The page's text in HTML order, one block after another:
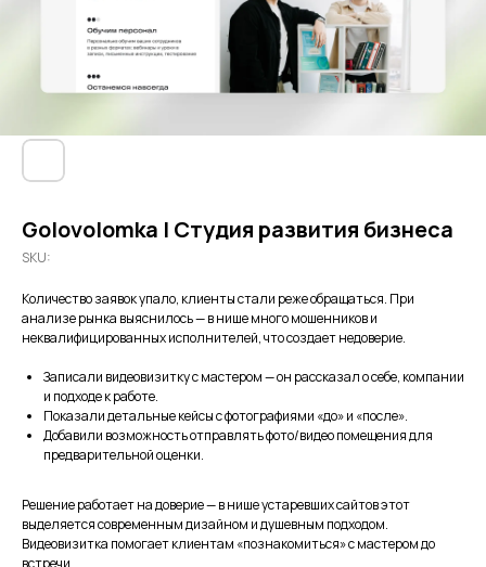
Golovolomka | Студия развития бизнеса
SKU:
Количество заявок упало, клиенты стали реже обращаться. При
анализе рынка выяснилось — в нише много мошенников и
неквалифицированных исполнителей, что создает недоверие.
Записали видеовизитку с мастером — он рассказал о себе, компании
и подходе к работе.
Показали детальные кейсы с фотографиями «до» и «после».
Добавили возможность отправлять фото/видео помещения для
предварительной оценки.
Решение работает на доверие — в нише устаревших сайтов этот
выделяется современным дизайном и душевным подходом.
Видеовизитка помогает клиентам «познакомиться» с мастером до
встречи.